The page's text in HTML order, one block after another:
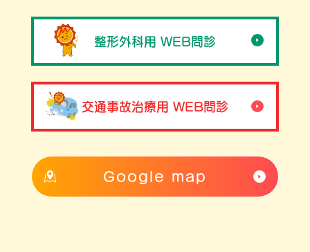
整形外科用 WEB問診
交通事故治療用 WEB問診
Google map